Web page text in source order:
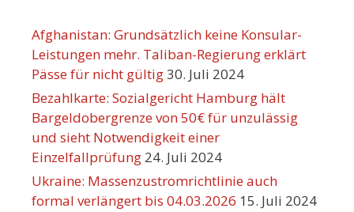
Afghanistan: Grundsätzlich keine Konsular-
Leistungen mehr. Taliban-Regierung erklärt
Pässe für nicht gültig30. Juli 2024
Bezahlkarte: Sozialgericht Hamburg hält
Bargeldobergrenze von 50€ für unzulässig
und sieht Notwendigkeit einer
Einzelfallprüfung 24. Juli 2024
Ukraine: Massenzustromrichtlinie auch
formal verlängert bis 04.03.2026 15. Juli 2024